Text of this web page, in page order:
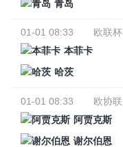
青岛
01-01 08:33
欧联杯
本菲卡
哈茨
01-01 08:33
欧协联
阿贾克斯
谢尔伯恩